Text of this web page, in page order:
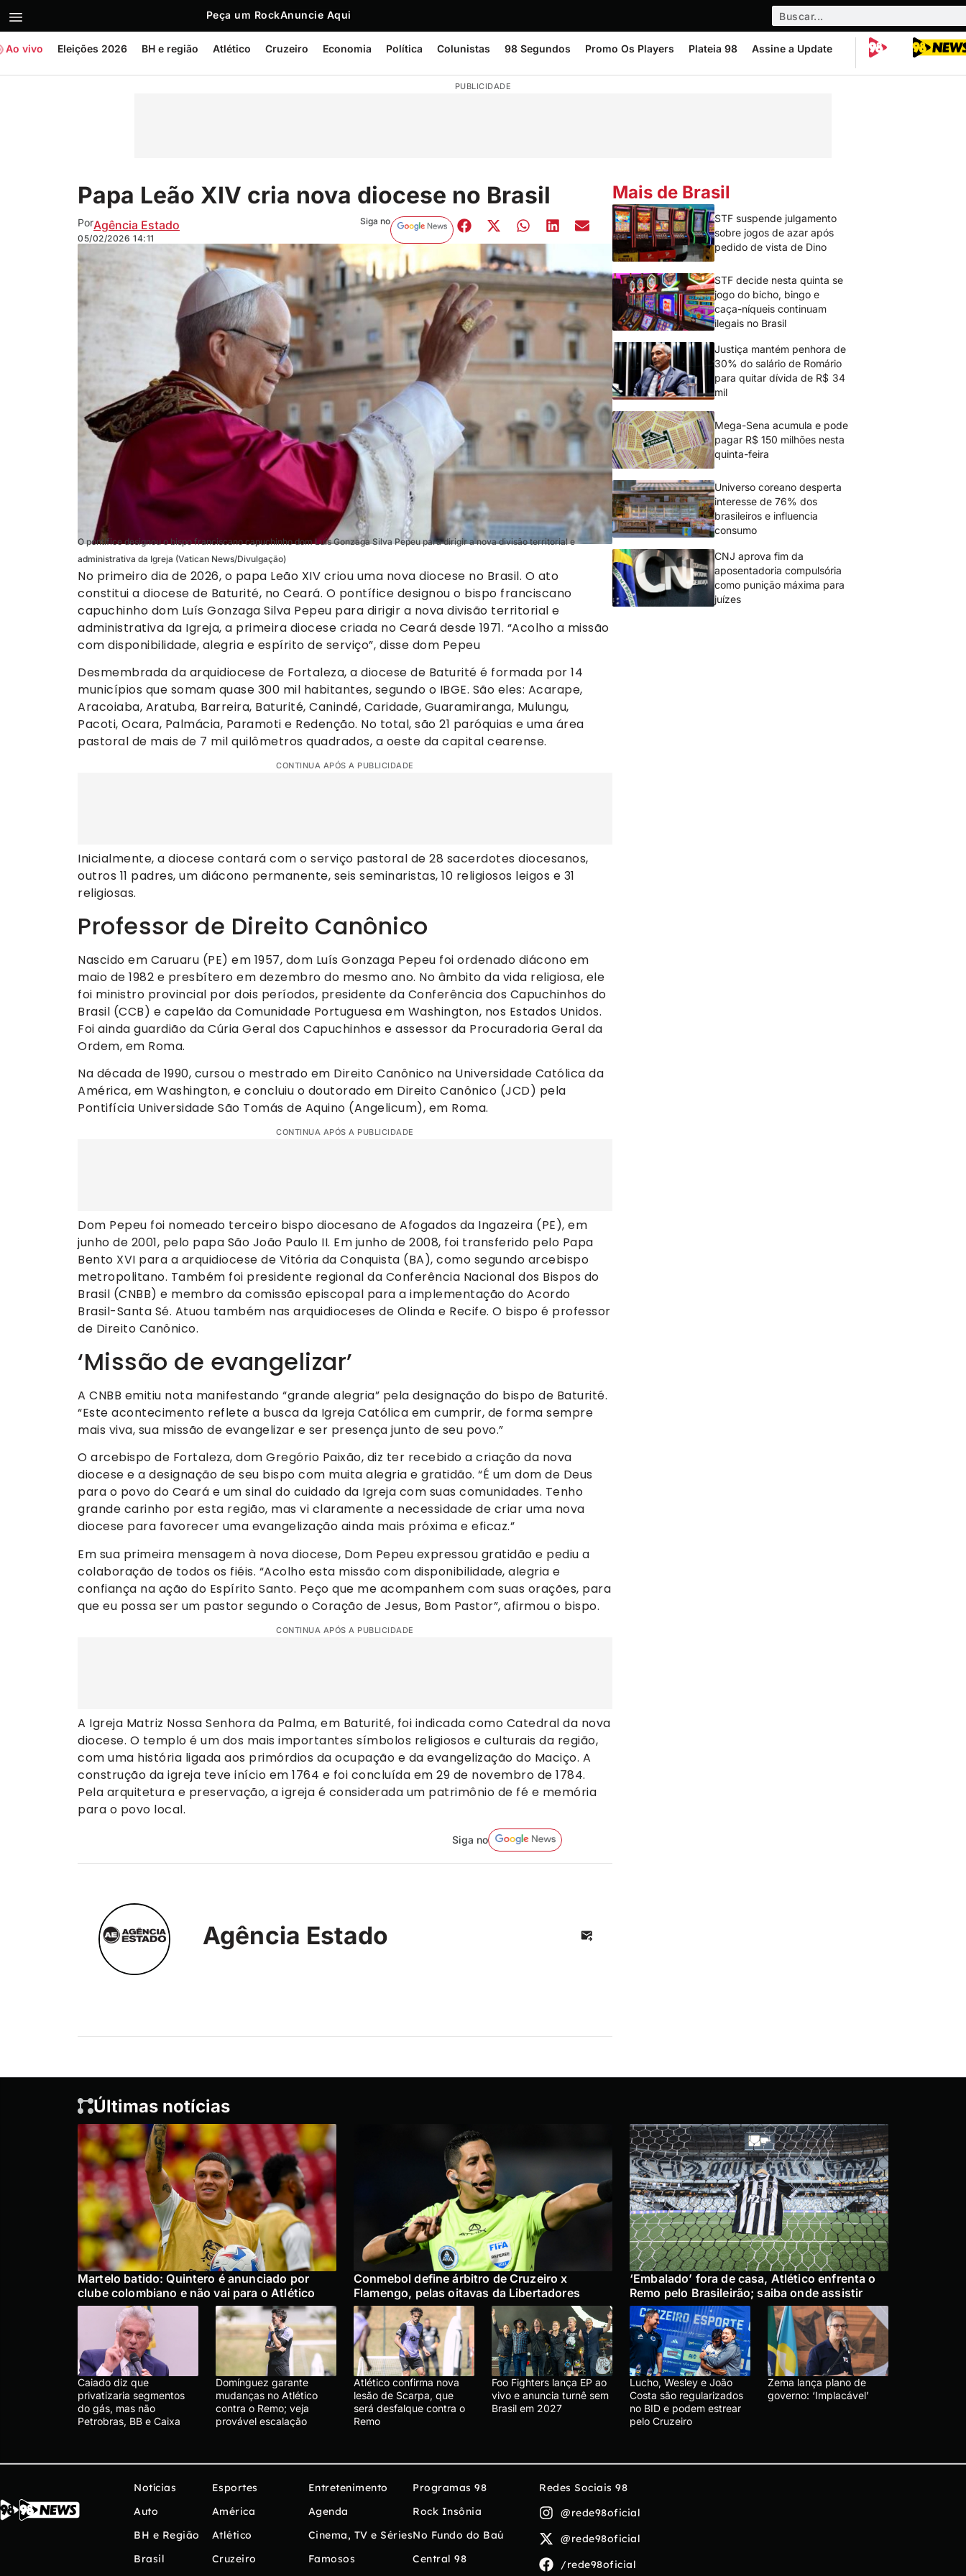
Peça um RockAnuncie Aqui
Ao vivo Eleições 2026 BH e região Atlético Cruzeiro Economia Política Colunistas 98 Segundos Promo Os Players Plateia 98 Assine a Update
PUBLICIDADE
Papa Leão XIV cria nova diocese no Brasil
PorAgência Estado
05/02/2026 14:11
Siga no
O pontífice designou o bispo franciscano capuchinho dom Luís Gonzaga Silva Pepeu para dirigir a nova divisão territorial e
administrativa da Igreja (Vatican News/Divulgação)
No primeiro dia de 2026, o papa Leão XIV criou uma nova diocese no Brasil. O ato
constitui a diocese de Baturité, no Ceará. O pontífice designou o bispo franciscano
capuchinho dom Luís Gonzaga Silva Pepeu para dirigir a nova divisão territorial e
administrativa da Igreja, a primeira diocese criada no Ceará desde 1971. “Acolho a missão
com disponibilidade, alegria e espírito de serviço”, disse dom Pepeu
Desmembrada da arquidiocese de Fortaleza, a diocese de Baturité é formada por 14
municípios que somam quase 300 mil habitantes, segundo o IBGE. São eles: Acarape,
Aracoiaba, Aratuba, Barreira, Baturité, Canindé, Caridade, Guaramiranga, Mulungu,
Pacoti, Ocara, Palmácia, Paramoti e Redenção. No total, são 21 paróquias e uma área
pastoral de mais de 7 mil quilômetros quadrados, a oeste da capital cearense.
CONTINUA APÓS A PUBLICIDADE
Inicialmente, a diocese contará com o serviço pastoral de 28 sacerdotes diocesanos,
outros 11 padres, um diácono permanente, seis seminaristas, 10 religiosos leigos e 31
religiosas.
Professor de Direito Canônico
Nascido em Caruaru (PE) em 1957, dom Luís Gonzaga Pepeu foi ordenado diácono em
maio de 1982 e presbítero em dezembro do mesmo ano. No âmbito da vida religiosa, ele
foi ministro provincial por dois períodos, presidente da Conferência dos Capuchinhos do
Brasil (CCB) e capelão da Comunidade Portuguesa em Washington, nos Estados Unidos.
Foi ainda guardião da Cúria Geral dos Capuchinhos e assessor da Procuradoria Geral da
Ordem, em Roma.
Na década de 1990, cursou o mestrado em Direito Canônico na Universidade Católica da
América, em Washington, e concluiu o doutorado em Direito Canônico (JCD) pela
Pontifícia Universidade São Tomás de Aquino (Angelicum), em Roma.
CONTINUA APÓS A PUBLICIDADE
Dom Pepeu foi nomeado terceiro bispo diocesano de Afogados da Ingazeira (PE), em
junho de 2001, pelo papa São João Paulo II. Em junho de 2008, foi transferido pelo Papa
Bento XVI para a arquidiocese de Vitória da Conquista (BA), como segundo arcebispo
metropolitano. Também foi presidente regional da Conferência Nacional dos Bispos do
Brasil (CNBB) e membro da comissão episcopal para a implementação do Acordo
Brasil-Santa Sé. Atuou também nas arquidioceses de Olinda e Recife. O bispo é professor
de Direito Canônico.
‘Missão de evangelizar’
A CNBB emitiu nota manifestando “grande alegria” pela designação do bispo de Baturité.
“Este acontecimento reflete a busca da Igreja Católica em cumprir, de forma sempre
mais viva, sua missão de evangelizar e ser presença junto de seu povo.”
O arcebispo de Fortaleza, dom Gregório Paixão, diz ter recebido a criação da nova
diocese e a designação de seu bispo com muita alegria e gratidão. “É um dom de Deus
para o povo do Ceará e um sinal do cuidado da Igreja com suas comunidades. Tenho
grande carinho por esta região, mas vi claramente a necessidade de criar uma nova
diocese para favorecer uma evangelização ainda mais próxima e eficaz.”
Em sua primeira mensagem à nova diocese, Dom Pepeu expressou gratidão e pediu a
colaboração de todos os fiéis. “Acolho esta missão com disponibilidade, alegria e
confiança na ação do Espírito Santo. Peço que me acompanhem com suas orações, para
que eu possa ser um pastor segundo o Coração de Jesus, Bom Pastor”, afirmou o bispo.
CONTINUA APÓS A PUBLICIDADE
A Igreja Matriz Nossa Senhora da Palma, em Baturité, foi indicada como Catedral da nova
diocese. O templo é um dos mais importantes símbolos religiosos e culturais da região,
com uma história ligada aos primórdios da ocupação e da evangelização do Maciço. A
construção da igreja teve início em 1764 e foi concluída em 29 de novembro de 1784.
Pela arquitetura e preservação, a igreja é considerada um patrimônio de fé e memória
para o povo local.
Siga no
Agência Estado
Mais de Brasil
STF suspende julgamento
sobre jogos de azar após
pedido de vista de Dino
STF decide nesta quinta se
jogo do bicho, bingo e
caça-níqueis continuam
ilegais no Brasil
Justiça mantém penhora de
30% do salário de Romário
para quitar dívida de R$ 34
mil
Mega-Sena acumula e pode
pagar R$ 150 milhões nesta
quinta-feira
Universo coreano desperta
interesse de 76% dos
brasileiros e influencia
consumo
CNJ aprova fim da
aposentadoria compulsória
como punição máxima para
juízes
Últimas notícias
Martelo batido: Quintero é anunciado por
clube colombiano e não vai para o Atlético
Conmebol define árbitro de Cruzeiro x
Flamengo, pelas oitavas da Libertadores
‘Embalado’ fora de casa, Atlético enfrenta o
Remo pelo Brasileirão; saiba onde assistir
Caiado diz que
privatizaria segmentos
do gás, mas não
Petrobras, BB e Caixa
Domínguez garante
mudanças no Atlético
contra o Remo; veja
provável escalação
Atlético confirma nova
lesão de Scarpa, que
será desfalque contra o
Remo
Foo Fighters lança EP ao
vivo e anuncia turnê sem
Brasil em 2027
Lucho, Wesley e João
Costa são regularizados
no BID e podem estrear
pelo Cruzeiro
Zema lança plano de
governo: ‘Implacável’
Notícias
Auto
BH e Região
Brasil
Esportes
América
Atlético
Cruzeiro
Entretenimento
Agenda
Cinema, TV e Séries
Famosos
Programas 98
Rock Insônia
No Fundo do Baú
Central 98
Redes Sociais 98
@rede98oficial
@rede98oficial
/rede98oficial